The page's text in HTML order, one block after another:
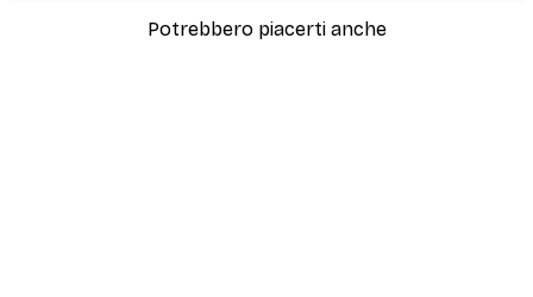
Potrebbero piacerti anche